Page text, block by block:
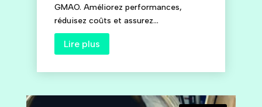
GMAO. Améliorez performances,
réduisez coûts et assurez...
Lire plus